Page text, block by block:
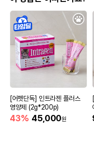
[어펫단독] 인트라젠 플러스
영양제 (2g*200p)
43% 45,000원